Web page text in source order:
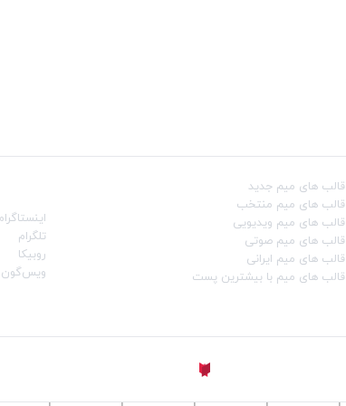
قالب‌ های میم جدید
قالب‌ های میم منتخب
قالب‌ های میم ویدیویی
قالب‌ های میم صوتی
قالب‌ های میم ایرانی
قالب‌ های میم با بیشترین پست
تلگرام
روبیکا
ویس‌گون